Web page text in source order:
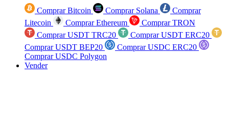
Comprar Bitcoin Comprar Solana
Comprar
Litecoin
Comprar Ethereum
Comprar TRON
Comprar USDT TRC20
Comprar USDT ERC20
Comprar USDT BEP20
Comprar USDC ERC20
Comprar USDC Polygon
Vender